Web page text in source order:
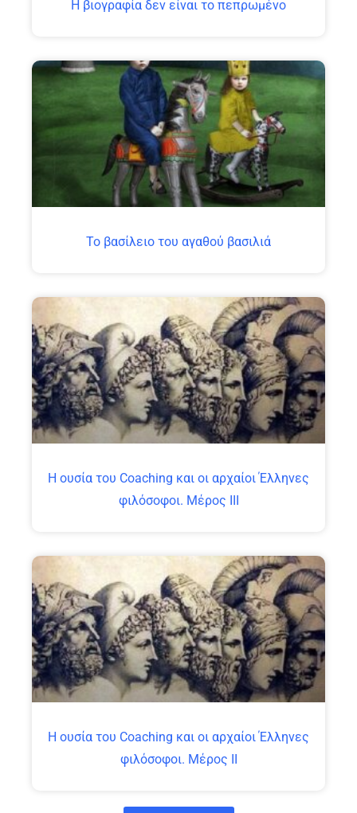
H βιογραφία δεν είναι το πεπρωμένο
Το βασίλειο του αγαθού βασιλιά
Η ουσία του Coaching και οι αρχαίοι Έλληνες
φιλόσοφοι. Μέρος ΙΙΙ
Η ουσία του Coaching και οι αρχαίοι Έλληνες
φιλόσοφοι. Μέρος ΙΙ